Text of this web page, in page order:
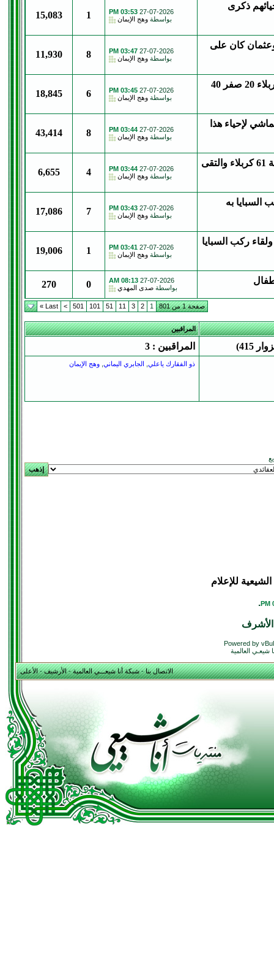
ذكرى
27-07-2026
03:53 PM
بواسطة وهج الإيمان 1
15,083
كان على
27-07-2026
03:47 PM
بواسطة وهج الإيمان 8
11,930
الدكتورة السنية عائشة بنت الشاطئ حط ركب السبايا في كربلاء 20 صفر 40
27-07-2026
03:45 PM
بواسطة وهج الإيمان 6
18,845
كربلاء الماشي لإحياء هذا
27-07-2026
03:44 PM
بواسطة وهج الإيمان 8
43,414
د. السني عبد الحليم الحسيني وصل ركب السبايا 20 صفر سنة 61 كربلاء والتقى
27-07-2026
03:44 PM
بواسطة وهج الإيمان 4
6,655
السبايا به
27-07-2026
03:43 PM
بواسطة وهج الإيمان 7
17,086
ركب السبايا
27-07-2026
03:41 PM
بواسطة وهج الإيمان 1
19,006
27-07-2026
08:13 AM
بواسطة صدى المهدي 0
270
صفحة 1 من 801 1
2
3
11
51
101
501
>
Last »
المراقبين
المراقبين : 3
ذو الفقارك ياعلي الجابري اليماني وهج الإيمان
للإعلام
.
Powered by
العالمية
الاتصال بنا-شبكة أنا شيعـــي العالمية-الأرشيف-الأعلى